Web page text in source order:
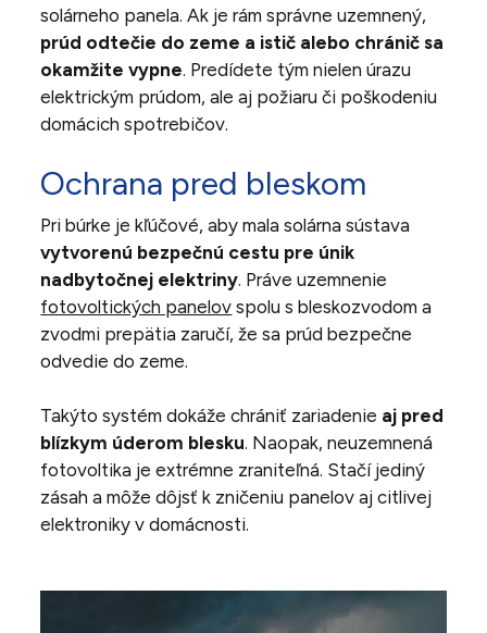
solárneho panela. Ak je rám správne uzemnený,
prúd odtečie do zeme a istič alebo chránič sa
okamžite vypne. Predídete tým nielen úrazu
elektrickým prúdom, ale aj požiaru či poškodeniu
domácich spotrebičov.
Ochrana pred bleskom
Pri búrke je kľúčové, aby mala solárna sústava
vytvorenú bezpečnú cestu pre únik
nadbytočnej elektriny. Práve uzemnenie
fotovoltických panelov spolu s bleskozvodom a
zvodmi prepätia zaručí, že sa prúd bezpečne
odvedie do zeme.
Takýto systém dokáže chrániť zariadenie aj pred
blízkym úderom blesku. Naopak, neuzemnená
fotovoltika je extrémne zraniteľná. Stačí jediný
zásah a môže dôjsť k zničeniu panelov aj citlivej
elektroniky v domácnosti.